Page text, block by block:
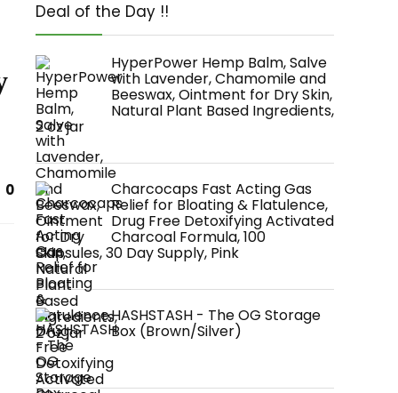
0
Deal of the Day !!
HyperPower Hemp Balm, Salve
with Lavender, Chamomile and
Beeswax, Ointment for Dry Skin,
Natural Plant Based Ingredients,
2 oz jar
Charcocaps Fast Acting Gas
Relief for Bloating & Flatulence,
Drug Free Detoxifying Activated
Charcoal Formula, 100
Capsules, 30 Day Supply, Pink
HASHSTASH - The OG Storage
Box (Brown/Silver)